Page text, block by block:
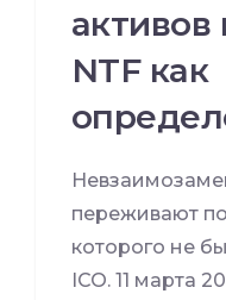
активов
NTF как
переживают
которого не
ICO. 11 марта